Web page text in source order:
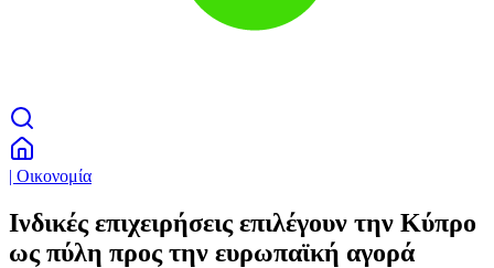
| Οικονομία
Ινδικές επιχειρήσεις επιλέγουν την Κύπρο
ως πύλη προς την ευρωπαϊκή αγορά